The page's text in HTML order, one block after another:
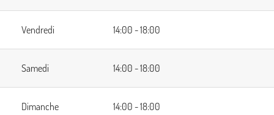
Vendredi 14:00 - 18:00
Samedi 14:00 - 18:00
Dimanche 14:00 - 18:00